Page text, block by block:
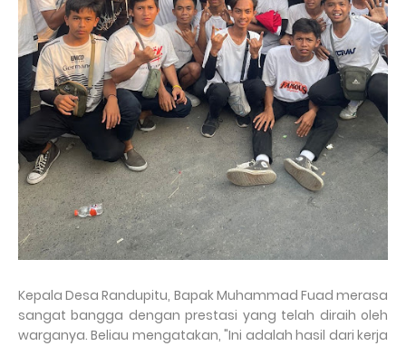
Kepala Desa Randupitu, Bapak Muhammad Fuad merasa
sangat bangga dengan prestasi yang telah diraih oleh
warganya. Beliau mengatakan, "Ini adalah hasil dari kerja